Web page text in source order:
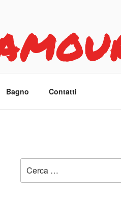
Bagno Contatti